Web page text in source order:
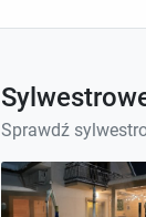
Sprawdź